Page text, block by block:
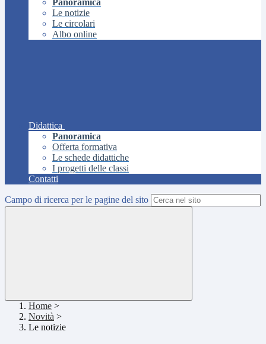
Panoramica
Le notizie
Le circolari
Albo online
Didattica
Panoramica
Offerta formativa
Le schede didattiche
I progetti delle classi
Contatti
Campo di ricerca per le pagine del sito
Home >
Novità >
Le notizie